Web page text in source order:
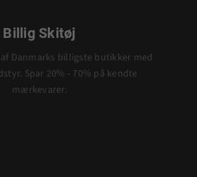
Billig Skitøj
Danmarks billigste butikker med
Spar 20% - 70% på kendte
mærkevarer.